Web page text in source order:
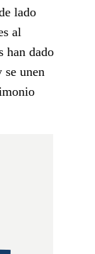
lado
al
han dado
se unen